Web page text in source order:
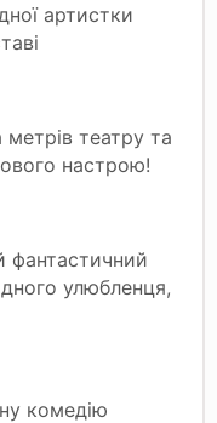
артистки
театру та
настрою!
фантастичний
улюбленця,
комедію